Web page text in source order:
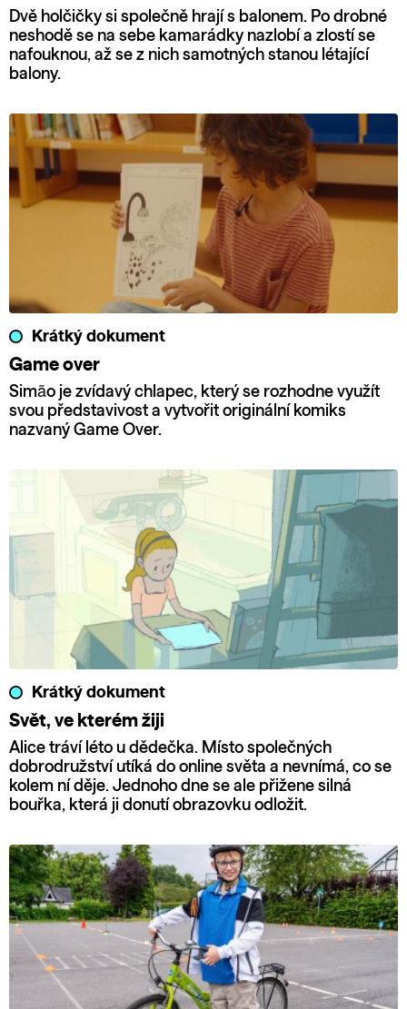
Dvě holčičky si společně hrají s balonem. Po drobné
neshodě se na sebe kamarádky nazlobí a zlostí se
nafouknou, až se z nich samotných stanou létající
balony.
Krátký dokument
Game over
Simão je zvídavý chlapec, který se rozhodne využít
svou představivost a vytvořit originální komiks
nazvaný Game Over.
Krátký dokument
Svět, ve kterém žiji
Alice tráví léto u dědečka. Místo společných
dobrodružství utíká do online světa a nevnímá, co se
kolem ní děje. Jednoho dne se ale přižene silná
bouřka, která ji donutí obrazovku odložit.